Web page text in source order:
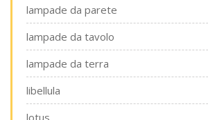
lampade da parete
lampade da tavolo
lampade da terra
libellula
lotus